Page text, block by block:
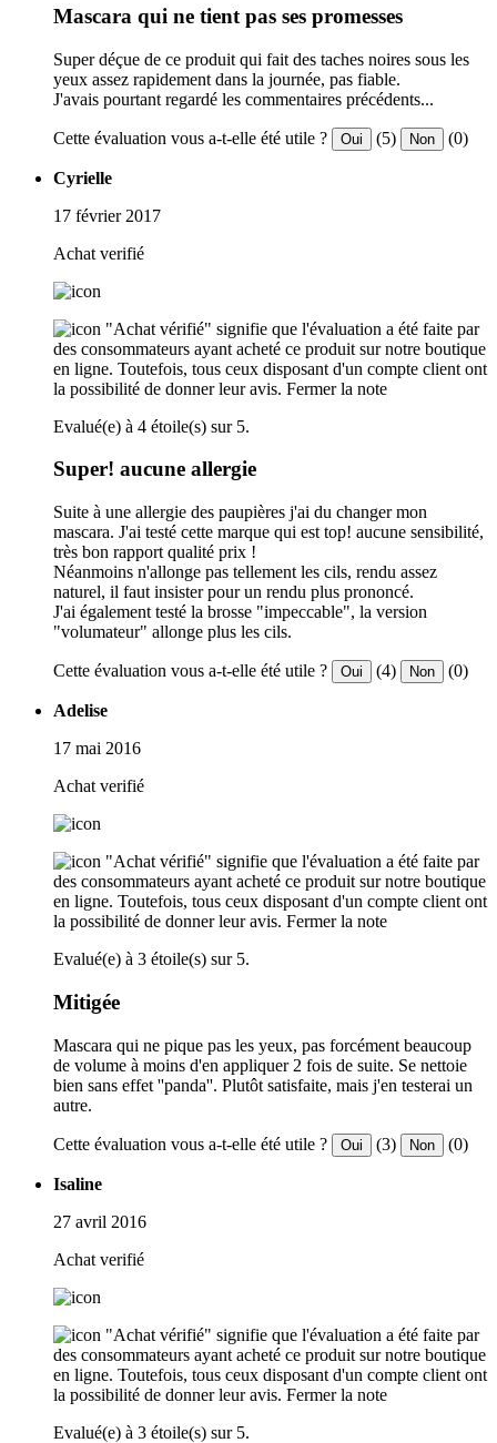
Mascara qui ne tient pas ses promesses
Super déçue de ce produit qui fait des taches noires sous les
yeux assez rapidement dans la journée, pas fiable.
J'avais pourtant regardé les commentaires précédents...
Cette évaluation vous a-t-elle été utile ? Oui (5) Non (0)
Cyrielle
17 février 2017
Achat verifié
"Achat vérifié" signifie que l'évaluation a été faite par
des consommateurs ayant acheté ce produit sur notre boutique
en ligne. Toutefois, tous ceux disposant d'un compte client ont
la possibilité de donner leur avis. Fermer la note
Evalué(e) à 4 étoile(s) sur 5.
Super! aucune allergie
Suite à une allergie des paupières j'ai du changer mon
mascara. J'ai testé cette marque qui est top! aucune sensibilité,
très bon rapport qualité prix !
Néanmoins n'allonge pas tellement les cils, rendu assez
naturel, il faut insister pour un rendu plus prononcé.
J'ai également testé la brosse "impeccable", la version
"volumateur" allonge plus les cils.
Cette évaluation vous a-t-elle été utile ? Oui (4) Non (0)
Adelise
17 mai 2016
Achat verifié
"Achat vérifié" signifie que l'évaluation a été faite par
des consommateurs ayant acheté ce produit sur notre boutique
en ligne. Toutefois, tous ceux disposant d'un compte client ont
la possibilité de donner leur avis. Fermer la note
Evalué(e) à 3 étoile(s) sur 5.
Mitigée
Mascara qui ne pique pas les yeux, pas forcément beaucoup
de volume à moins d'en appliquer 2 fois de suite. Se nettoie
bien sans effet ''panda''. Plutôt satisfaite, mais j'en testerai un
autre.
Cette évaluation vous a-t-elle été utile ? Oui (3) Non (0)
Isaline
27 avril 2016
Achat verifié
"Achat vérifié" signifie que l'évaluation a été faite par
des consommateurs ayant acheté ce produit sur notre boutique
en ligne. Toutefois, tous ceux disposant d'un compte client ont
la possibilité de donner leur avis. Fermer la note
Evalué(e) à 3 étoile(s) sur 5.